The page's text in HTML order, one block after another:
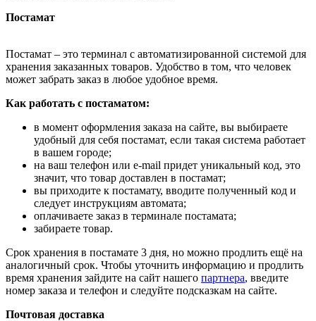
Постамат
Постамат – это терминал с автоматизированной системой для
хранения заказанных товаров. Удобство в том, что человек
может забрать заказ в любое удобное время.
Как работать с постаматом:
в момент оформления заказа на сайте, вы выбираете
удобный для себя постамат, если такая система работает
в вашем городе;
на ваш телефон или e-mail придет уникальный код, это
значит, что товар доставлен в постамат;
вы приходите к постамату, вводите полученный код и
следует инструкциям автомата;
оплачиваете заказ в терминале постамата;
забираете товар.
Срок хранения в постамате 3 дня, но можно продлить ещё на
аналогичный срок. Чтобы уточнить информацию и продлить
время хранения зайдите на сайт нашего партнера, введите
номер заказа и телефон и следуйте подсказкам на сайте.
Почтовая доставка